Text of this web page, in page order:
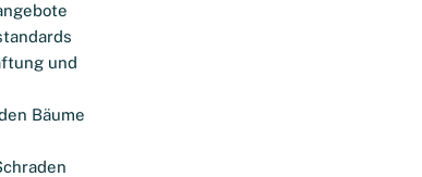
und
Bäume